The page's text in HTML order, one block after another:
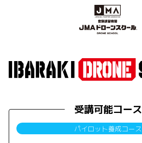
受講可能コース
パイロット養成コース